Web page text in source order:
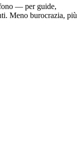
— per guide,
Meno burocrazia, più